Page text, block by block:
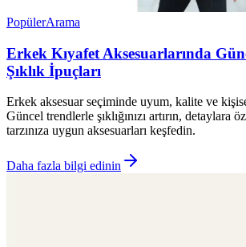
PopülerArama
Erkek Kıyafet Aksesuarlarında
Şıklık İpuçları
Erkek aksesuar seçiminde uyum, kalite ve
Güncel trendlerle şıklığınızı artırın, detaylara
tarzınıza uygun aksesuarları keşfedin.
Daha fazla bilgi edinin